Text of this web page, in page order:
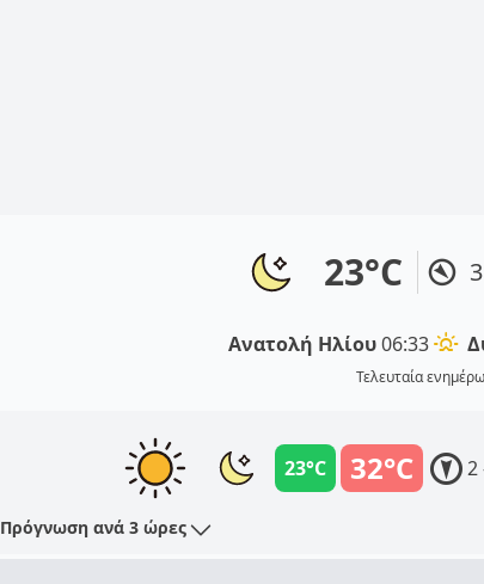
23°C
Ανατολή Ηλίου06:33
Τελευταία
32°C
23°C 2
Πρόγνωση ανά 3 ώρες